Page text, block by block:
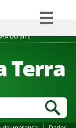
DO SITE
Terra